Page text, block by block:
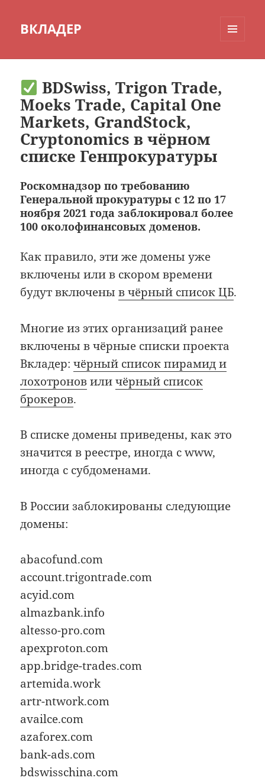
ВКЛАДЕР
BDSwiss, Trigon Trade,
Moeks Trade, Capital One
Markets, GrandStock,
Cryptonomics в чёрном
списке Генпрокуратуры
Роскомнадзор по требованию
Генеральной прокуратуры с 12 по 17
ноября 2021 года заблокировал более
100 околофинансовых доменов.
Как правило, эти же домены уже
включены или в скором времени
будут включеныв чёрный список ЦБ.
Многие из этих организаций ранее
включены в чёрные списки проекта
Вкладер:чёрный список пирамид и
лохотроновиличёрный список
брокеров.
В списке домены приведены, как это
значится в реестре, иногда с www,
иногда с субдоменами.
В России заблокированы следующие
домены:
abacofund.com
account.trigontrade.com
acyid.com
almazbank.info
altesso-pro.com
apexproton.com
app.bridge-trades.com
artemida.work
artr-ntwork.com
availce.com
azaforex.com
bank-ads.com
bdswisschina.com